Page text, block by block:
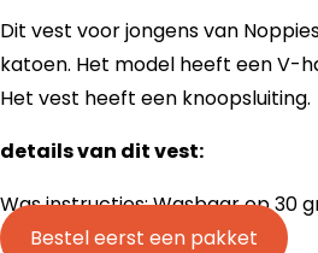
Dit vest voor jongens van
katoen. Het model heeft een V-
Het vest heeft een knoopsluiting.
details van dit vest:
Was instructies: Wasbaar op 30
Bestel eerst een pakket